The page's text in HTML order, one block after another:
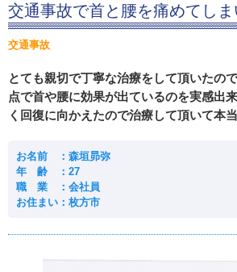
交通事故で首と腰を痛めてし
交通事故
とても親切で丁寧な治療をして頂いたの
点で首や腰に効果が出ているのを実感出
く回復に向かえたので治療して頂いて本
お名前 ：森垣昴弥
年 齢 ：27
職 業 ：会社員
お住まい：枚方市